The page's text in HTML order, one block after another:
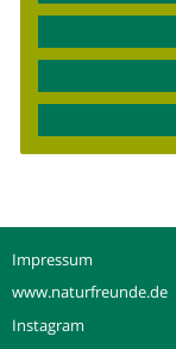
Impressum
www.naturfreunde.de
Instagram